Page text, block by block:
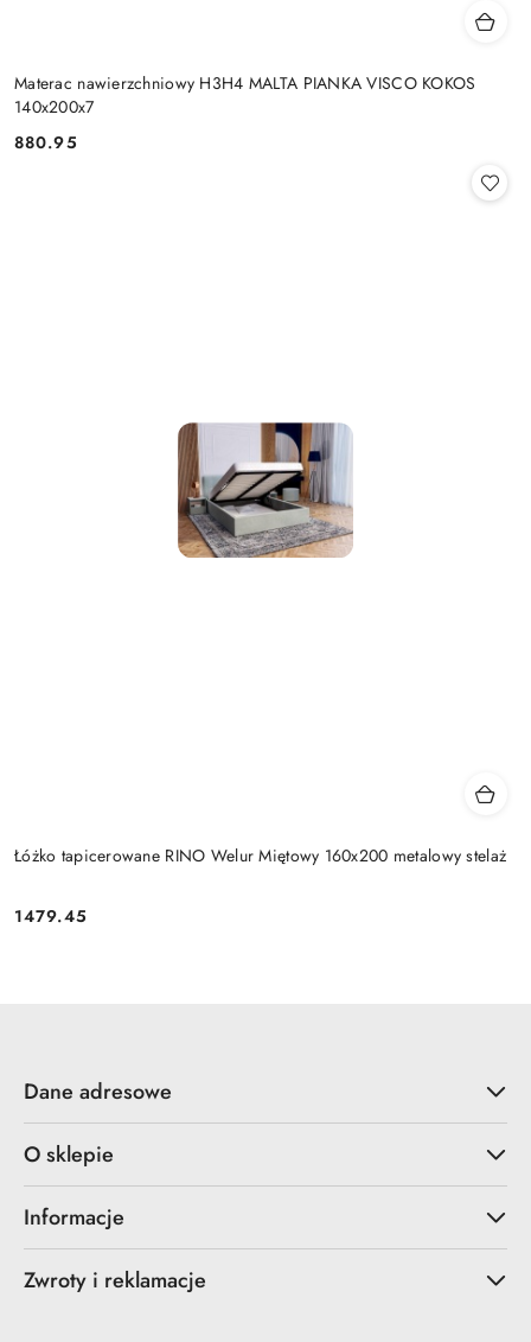
Materac nawierzchniowy H3H4 MALTA PIANKA VISCO KOKOS
140x200x7
Cena:
880.95
Łóżko tapicerowane RINO Welur Miętowy 160x200 metalowy stelaż
Cena:
1479.45
Dane adresowe
O sklepie
Informacje
Zwroty i reklamacje